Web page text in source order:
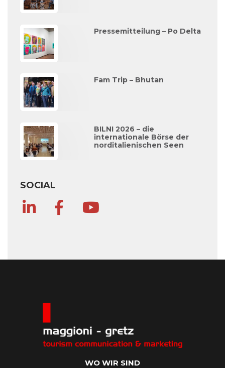
Pressemitteilung – Po Delta
Fam Trip – Bhutan
BILNI 2026 – die
internationale Börse der
norditalienischen Seen
SOCIAL
WO WIR SIND